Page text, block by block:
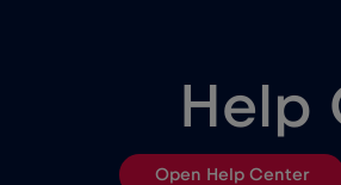
Francie
Help
Open Help Center